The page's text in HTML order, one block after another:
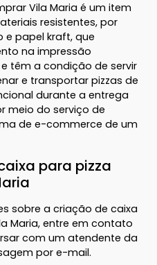
Vila Maria é um item
resistentes, por
e papel kraft, que
na impressão
têm a condição de servir
e transportar pizzas de
durante a entrega
meio do serviço de
de e-commerce de um
para pizza
sobre a criação de caixa
Maria, entre em contato
com um atendente da
por e-mail.